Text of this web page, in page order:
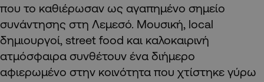
που το καθιέρωσαν ως αγαπημένο σημείο
συνάντησης στη Λεμεσό. Μουσική, local
δημιουργοί, street food και καλοκαιρινή
ατμόσφαιρα συνθέτουν ένα διήμερο
αφιερωμένο στην κοινότητα που χτίστηκε γύρω